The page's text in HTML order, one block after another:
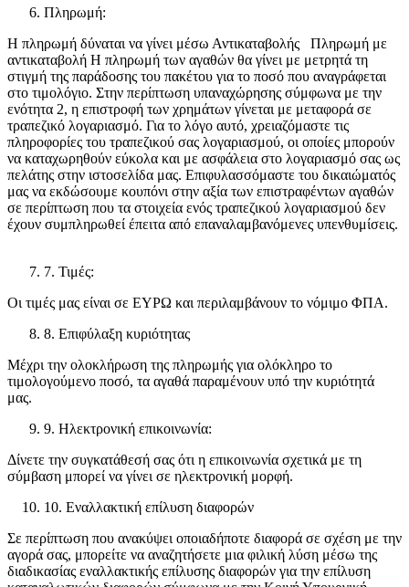
Πληρωμή:
Η πληρωμή δύναται να γίνει μέσω Αντικαταβολής Πληρωμή με
αντικαταβολή Η πληρωμή των αγαθών θα γίνει με μετρητά τη
στιγμή της παράδοσης του πακέτου για το ποσό που αναγράφεται
στο τιμολόγιο. Στην περίπτωση υπαναχώρησης σύμφωνα με την
ενότητα 2, η επιστροφή των χρημάτων γίνεται με μεταφορά σε
τραπεζικό λογαριασμό. Για το λόγο αυτό, χρειαζόμαστε τις
πληροφορίες του τραπεζικού σας λογαριασμού, οι οποίες μπορούν
να καταχωρηθούν εύκολα και με ασφάλεια στο λογαριασμό σας ως
πελάτης στην ιστοσελίδα μας. Επιφυλασσόμαστε του δικαιώματός
μας να εκδώσουμε κουπόνι στην αξία των επιστραφέντων αγαθών
σε περίπτωση που τα στοιχεία ενός τραπεζικού λογαριασμού δεν
έχουν συμπληρωθεί έπειτα από επαναλαμβανόμενες υπενθυμίσεις.
7. Τιμές:
Οι τιμές μας είναι σε ΕΥΡΩ και περιλαμβάνουν το νόμιμο ΦΠΑ.
8. Επιφύλαξη κυριότητας
Μέχρι την ολοκλήρωση της πληρωμής για ολόκληρο το
τιμολογούμενο ποσό, τα αγαθά παραμένουν υπό την κυριότητά
μας.
9. Ηλεκτρονική επικοινωνία:
Δίνετε την συγκατάθεσή σας ότι η επικοινωνία σχετικά με τη
σύμβαση μπορεί να γίνει σε ηλεκτρονική μορφή.
10. Εναλλακτική επίλυση διαφορών
Σε περίπτωση που ανακύψει οποιαδήποτε διαφορά σε σχέση με την
αγορά σας, μπορείτε να αναζητήσετε μια φιλική λύση μέσω της
διαδικασίας εναλλακτικής επίλυσης διαφορών για την επίλυση